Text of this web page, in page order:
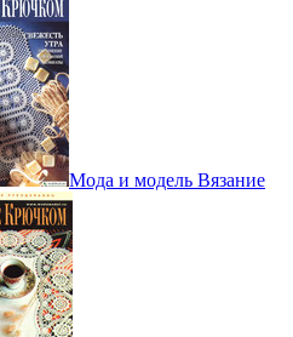
Мода и модель Вязание